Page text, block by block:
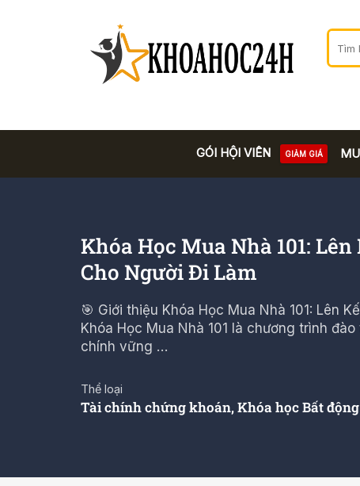
GÓI HỘI VIÊN GIẢM GIÁ
Khóa Học Mua Nhà 101:
Cho Người Đi Làm
🎯 Giới thiệu Khóa Học Mua Nhà 101: Lên
Khóa Học Mua Nhà 101 là chương trình
chính vững …
Thể loại
Tài chính chứng khoán,Khóa học Bất